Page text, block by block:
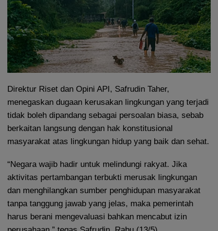
Direktur Riset dan Opini API, Safrudin Taher,
menegaskan dugaan kerusakan lingkungan yang terjadi
tidak boleh dipandang sebagai persoalan biasa, sebab
berkaitan langsung dengan hak konstitusional
masyarakat atas lingkungan hidup yang baik dan sehat.
“Negara wajib hadir untuk melindungi rakyat. Jika
aktivitas pertambangan terbukti merusak lingkungan
dan menghilangkan sumber penghidupan masyarakat
tanpa tanggung jawab yang jelas, maka pemerintah
harus berani mengevaluasi bahkan mencabut izin